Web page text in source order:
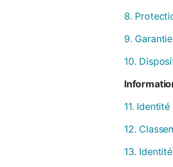
8.
9.
10.
11.
12.
13.